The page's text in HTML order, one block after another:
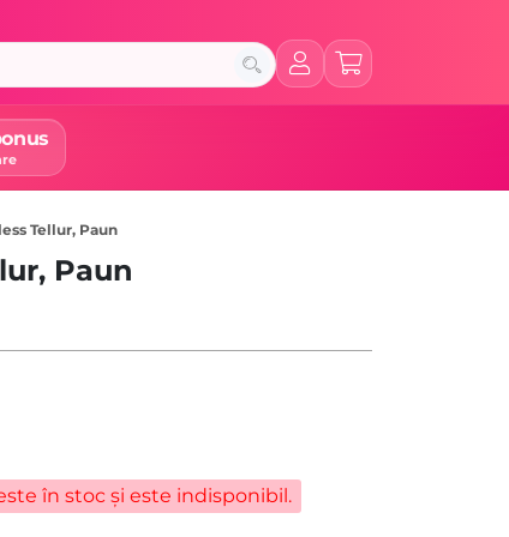
Tellur, Paun
Paun
în stoc și este indisponibil.